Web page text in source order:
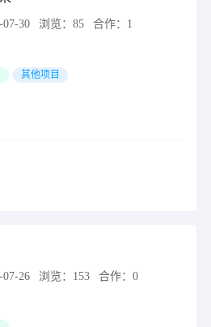
07-30 浏览： 85 合作： 1
其他项目
07-26 浏览： 153 合作： 0